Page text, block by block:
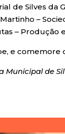
de Silves da
–
– Produção
e comemore
Municipal de